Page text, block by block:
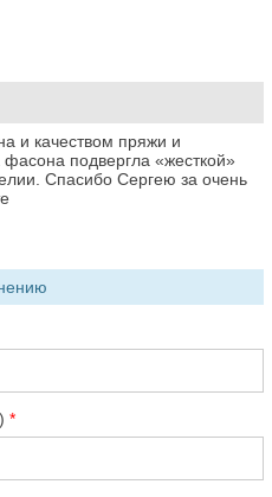
и качеством пряжи и
фасона подвергла «жесткой»
Спасибо Сергею за очень